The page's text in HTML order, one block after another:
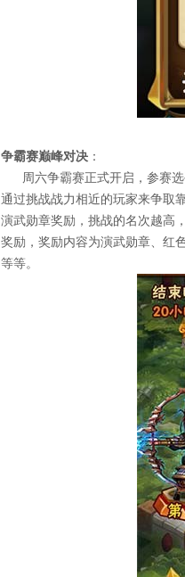
争霸赛巅峰对决 ：
周六争霸赛正式开启，参赛选
通过挑战战力相近的玩家来争取
演武勋章奖励，挑战的名次越高
奖励，奖励内容为演武勋章、红
等等。